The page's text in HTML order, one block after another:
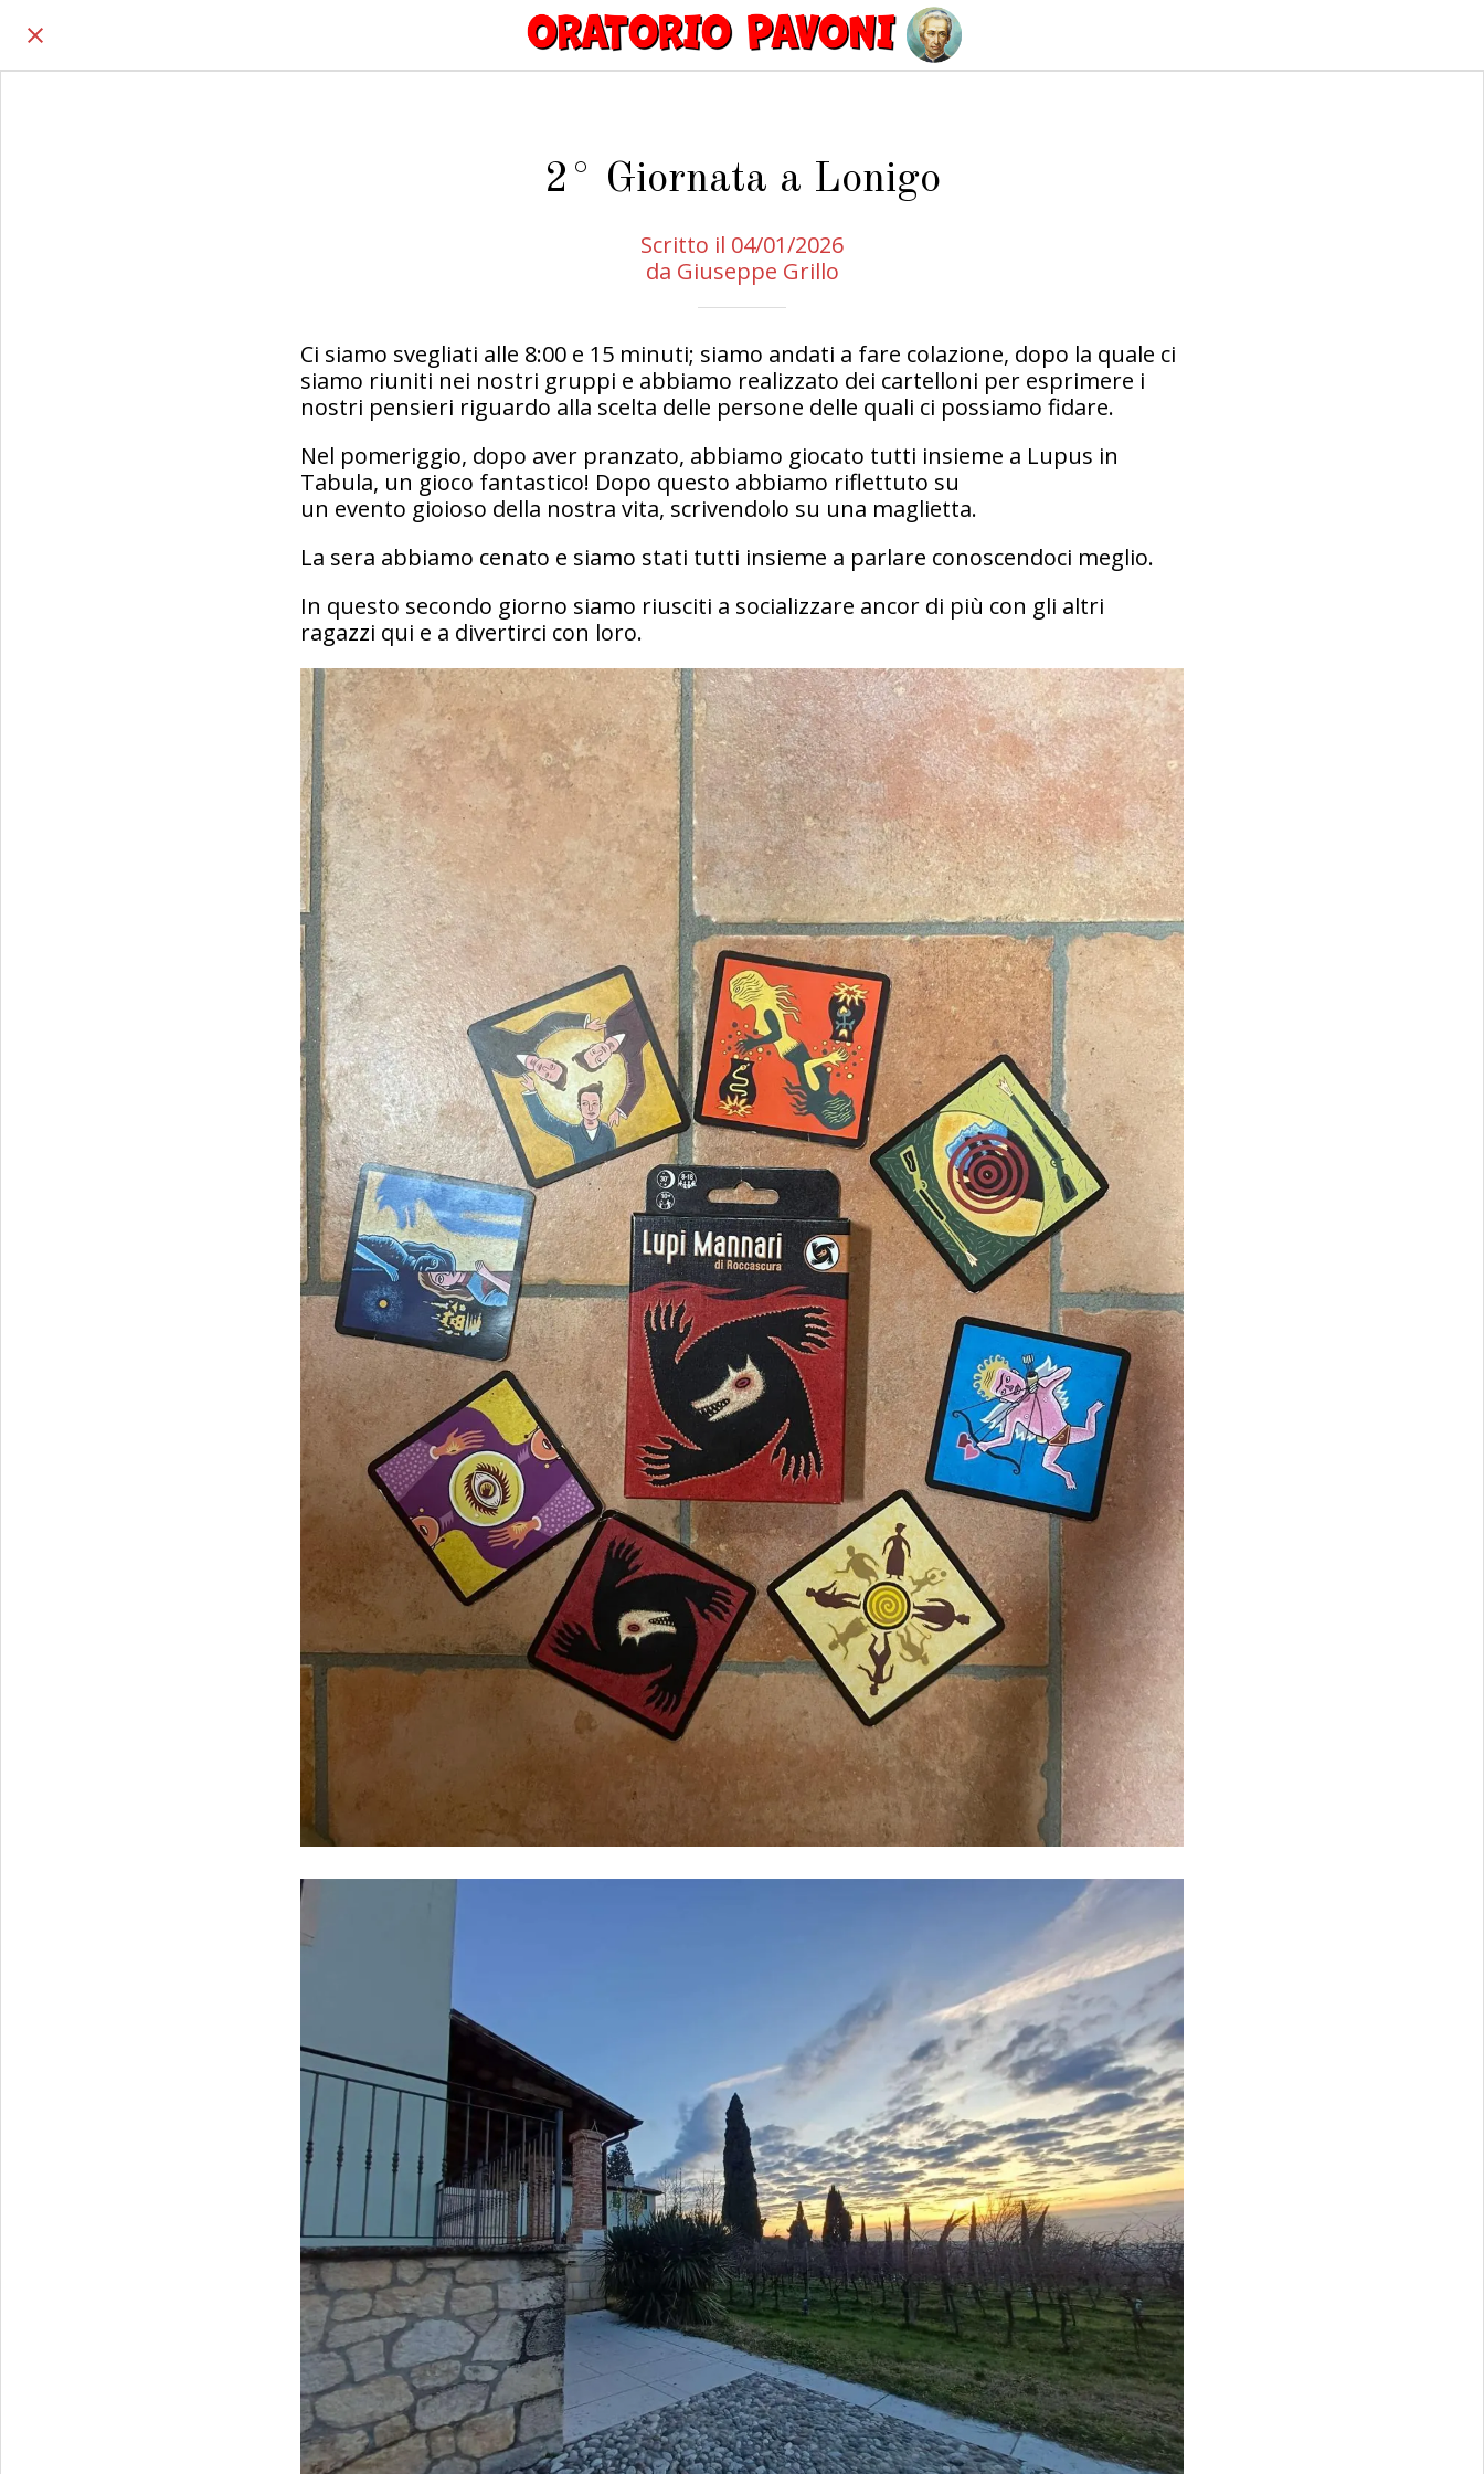
2° Giornata a Lonigo
Scritto il 04/01/2026
da Giuseppe Grillo
Ci siamo svegliati alle 8:00 e 15 minuti; siamo andati a fare colazione, dopo la quale ci
siamo riuniti nei nostri gruppi e abbiamo realizzato dei cartelloni per esprimere i
nostri pensieri riguardo alla scelta delle persone delle quali ci possiamo fidare.
Nel pomeriggio, dopo aver pranzato, abbiamo giocato tutti insieme a Lupus in
Tabula, un gioco fantastico! Dopo questo abbiamo riflettuto su
un evento gioioso della nostra vita, scrivendolo su una maglietta.
La sera abbiamo cenato e siamo stati tutti insieme a parlare conoscendoci meglio.
In questo secondo giorno siamo riusciti a socializzare ancor di più con gli altri
ragazzi qui e a divertirci con loro.